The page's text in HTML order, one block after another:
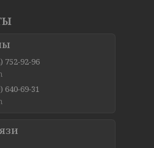
752-92-96
640-69-31